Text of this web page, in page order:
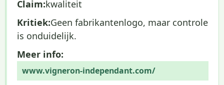
Claim:kwaliteit
Kritiek:Geen fabrikantenlogo, maar controle
is onduidelijk.
Meer info:
www.vigneron-independant.com/